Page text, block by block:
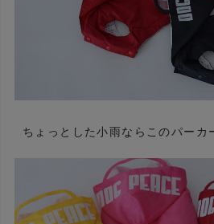
ちょっとした小雨ならこのパーカ